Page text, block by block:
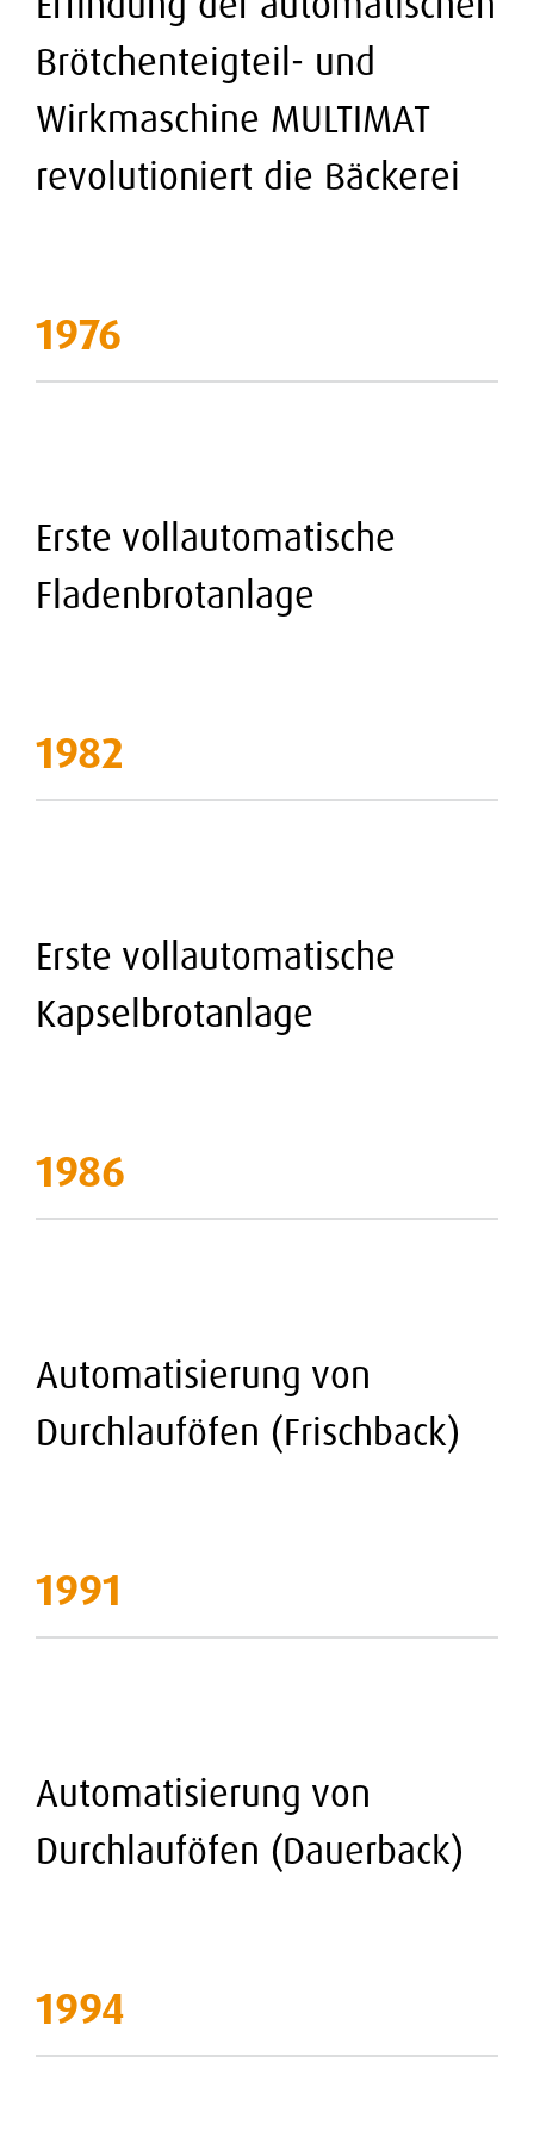
Brötchenteigteil- und
Wirkmaschine MULTIMAT
revolutioniert die Bäckerei
1976
Erste vollautomatische
Fladenbrotanlage
1982
Erste vollautomatische
Kapselbrotanlage
1986
Automatisierung von
Durchlauföfen (Frischback)
1991
Automatisierung von
Durchlauföfen (Dauerback)
1994